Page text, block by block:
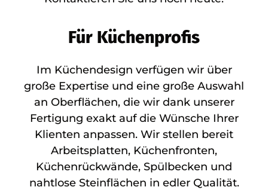
Für Küchenprofis
Im Küchendesign verfügen wir über
große Expertise und eine große Auswahl
an Oberflächen, die wir dank unserer
Fertigung exakt auf die Wünsche Ihrer
Klienten anpassen. Wir stellen bereit
Arbeitsplatten, Küchenfronten,
Küchenrückwände, Spülbecken und
nahtlose Steinflächen in edler Qualität.